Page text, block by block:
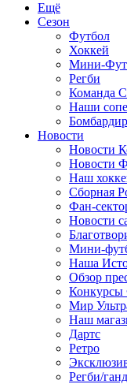
Ещё
Сезон
Футбол
Хоккей
Мини-
Регби
Команда
Наши
Новости
Новости
Новости
Наш
Сборная
Фан-
Новости
Мини-
Наша
Обзор
Конкурсы
Мир
Наш
Дартс
Ретро
Регби/